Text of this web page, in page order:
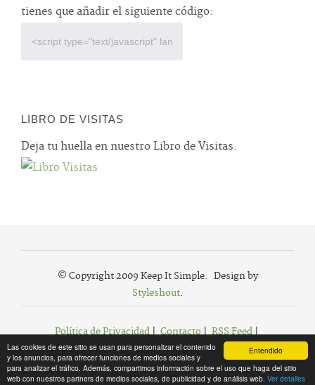
Entendido
Las cookies de este sitio se usan para personalizar el contenido
y los anuncios, para ofrecer funciones de medios sociales y
para analizar el tráfico. Además, compartimos información sobre el uso que haga del sitio
web con nuestros partners de medios sociales, de publicidad y de análisis web. Ver detalles
tienes que añadir el siguiente código:
LIBRO DE VISITAS
Deja tu huella en nuestro Libro de Visitas.
© Copyright 2009 Keep It Simple. Design by
Styleshout.
Política de Privacidad| Contacto| RSS Feed|
Agregar a Favoritos